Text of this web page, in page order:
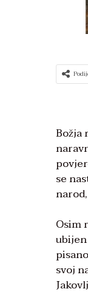
Božja
se
Osim
svoj